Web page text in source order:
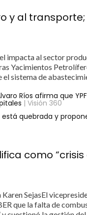
y al
impacta al sector
Yacimientos
sistema de
Ríos afirma que
| Visión 360
está quebrada y
como
SejasEl
que la falta de